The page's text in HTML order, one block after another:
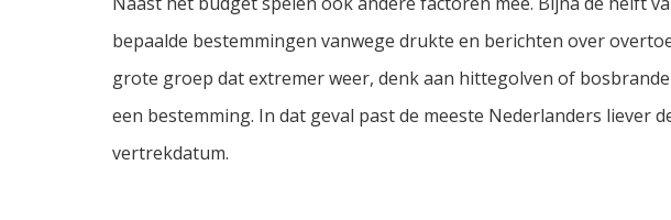
bepaalde bestemmingen vanwege drukte en berichten over
grote groep dat extremer weer, denk aan hittegolven of
een bestemming. In dat geval past de meeste Nederlanders liever
vertrekdatum.